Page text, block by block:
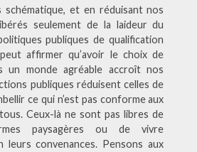
schématique, et en réduisant nos
seulement de la laideur du
publiques de qualification
affirmer qu’avoir le choix de
un monde agréable accroît nos
publiques réduisent celles de
ce qui n’est pas conforme aux
Ceux-là ne sont pas libres de
paysagères ou de vivre
leurs convenances. Pensons aux